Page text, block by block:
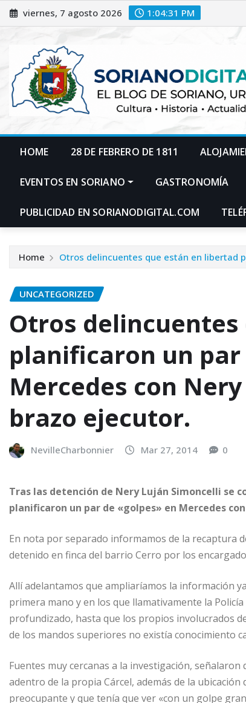
Skip
to
viernes, 7 agosto 2026 1:04:32 PM
HOME 28 DE FEBRERO DE 1811
EVENTOS EN SORIANO GASTRONOMÍA
PUBLICIDAD EN SORIANODIGITAL.COM
Home Otros delincuentes que están en libertad
UNCATEGORIZED
Otros
planificaron un par
Mercedes con
brazo ejecutor.
NevilleCharbonnier Mar 27, 2014 0
Tras las detención de Nery Luján Simoncelli se
planificaron un par de «golpes» en Mercedes
En nota por separado informamos de la recaptura
detenido en finca del barrio Cerro por los
Allí adelantamos que ampliaríamos la información
primera mano y en los que llamativamente la
profundizado, hasta que los propios involucrados
de los mandos superiores no existía conocimiento
Fuentes muy cercanas a la investigación,
adentro de la propia Cárcel, además de la
preocupante y que tenía que ver «con un golpe